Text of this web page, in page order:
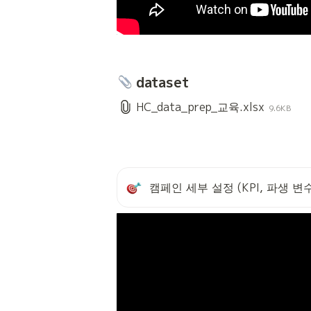
dataset
HC_data_prep_교육.xlsx 9.6KB
캠페인 세부 설정 (KPI, 파생 변